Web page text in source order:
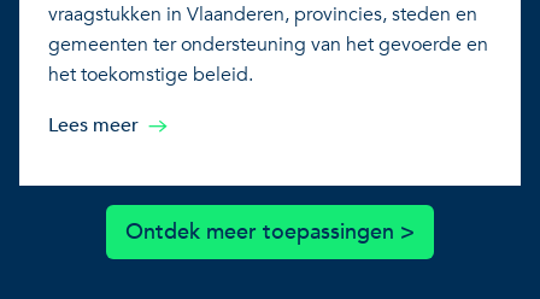
vraagstukken in Vlaanderen, provincies, steden en
gemeenten ter ondersteuning van het gevoerde en
het toekomstige beleid.
Lees meer
Ontdek meer toepassingen >